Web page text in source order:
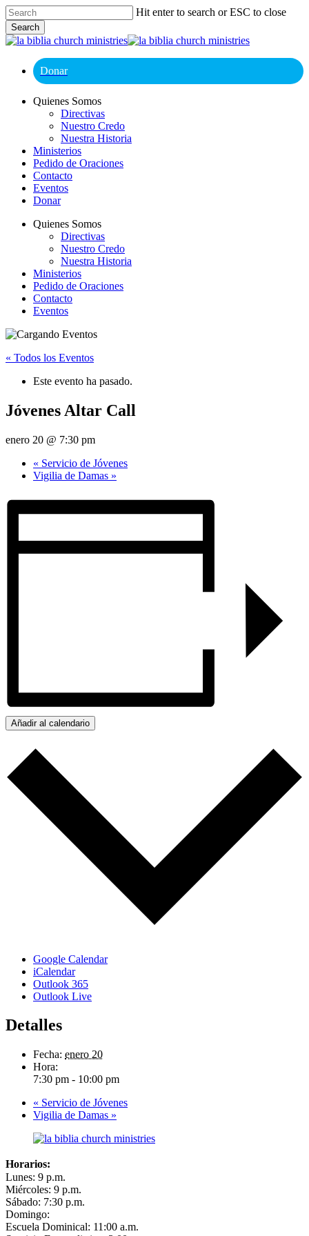
Skip
to
main
content
Hit enter to search or ESC to close
Search
Close
Donar
Menu
Quienes Somos
Directivas
Nuestro Credo
Nuestra Historia
Ministerios
Pedido de Oraciones
Contacto
Eventos
Donar
Quienes Somos
Directivas
Nuestro Credo
Nuestra Historia
Ministerios
Pedido de Oraciones
Contacto
Eventos
« Todos los Eventos
Este evento ha pasado.
Jóvenes Altar Call
enero 20 @ 7:30 pm
« Servicio de Jóvenes
Vigilia de Damas »
Añadir al calendario
Google Calendar
iCalendar
Outlook 365
Outlook Live
Detalles
Fecha: enero 20
Hora:
7:30 pm - 10:00 pm
« Servicio de Jóvenes
Vigilia de Damas »
Horarios:
Lunes: 9 p.m.
Miércoles: 9 p.m.
Sábado: 7:30 p.m.
Domingo:
Escuela Dominical: 11:00 a.m.